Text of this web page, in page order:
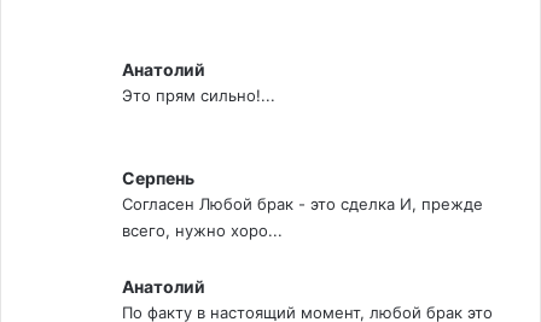
Анатолий
Это прям сильно!...
Серпень
Согласен Любой брак - это сделка И, прежде
всего, нужно хоро...
Анатолий
По факту в настоящий момент, любой брак это